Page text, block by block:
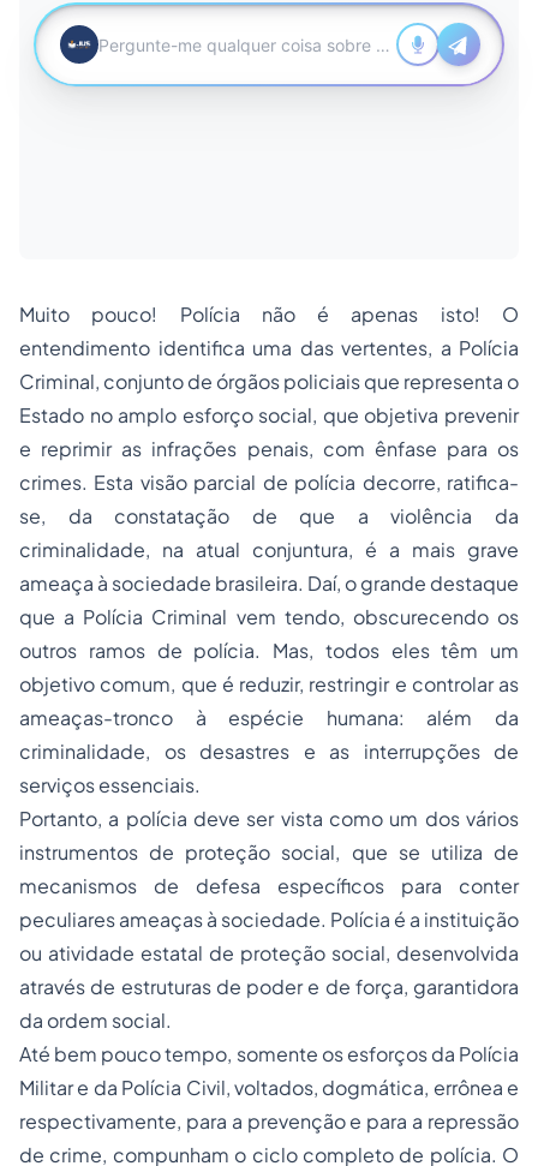
Muito pouco! Polícia não é apenas isto! O
entendimento identifica uma das vertentes, a Polícia
Criminal, conjunto de órgãos policiais que representa o
Estado no amplo esforço social, que objetiva prevenir
e reprimir as infrações penais, com ênfase para os
crimes. Esta visão parcial de polícia decorre, ratifica-
se, da constatação de que a violência da
criminalidade, na atual conjuntura, é a mais grave
ameaça à sociedade brasileira. Daí, o grande destaque
que a Polícia Criminal vem tendo, obscurecendo os
outros ramos de polícia. Mas, todos eles têm um
objetivo comum, que é reduzir, restringir e controlar as
ameaças-tronco à espécie humana: além da
criminalidade, os desastres e as interrupções de
serviços essenciais.
Portanto, a polícia deve ser vista como um dos vários
instrumentos de proteção social, que se utiliza de
mecanismos de defesa específicos para conter
peculiares ameaças à sociedade. Polícia é a instituição
ou atividade estatal de proteção social, desenvolvida
através de estruturas de poder e de força, garantidora
da ordem social.
Até bem pouco tempo, somente os esforços da Polícia
Militar e da Polícia Civil, voltados, dogmática, errônea e
respectivamente, para a prevenção e para a repressão
de crime, compunham o ciclo completo de polícia. O